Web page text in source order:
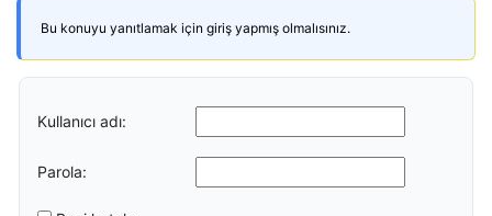
Bu konuyu yanıtlamak için giriş yapmış olmalısınız.
Kullanıcı adı:
Parola: